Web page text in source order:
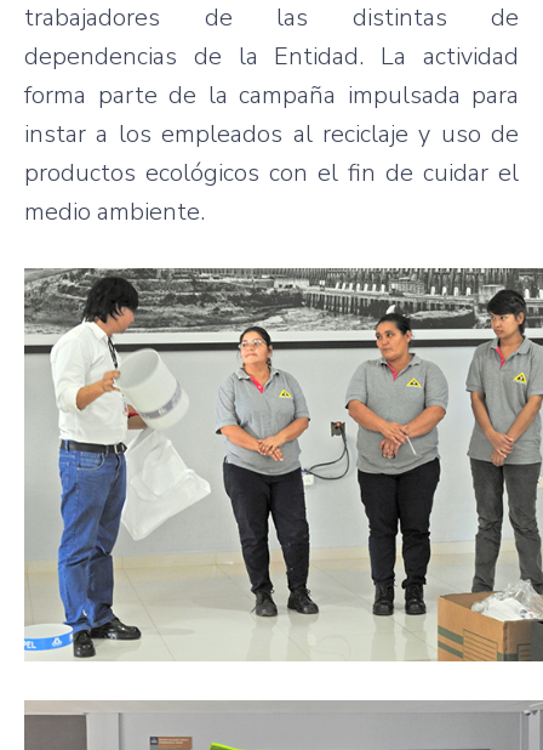
trabajadores de las distintas de
dependencias de la Entidad. La actividad
forma parte de la campaña impulsada para
instar a los empleados al reciclaje y uso de
productos ecológicos con el fin de cuidar el
medio ambiente.